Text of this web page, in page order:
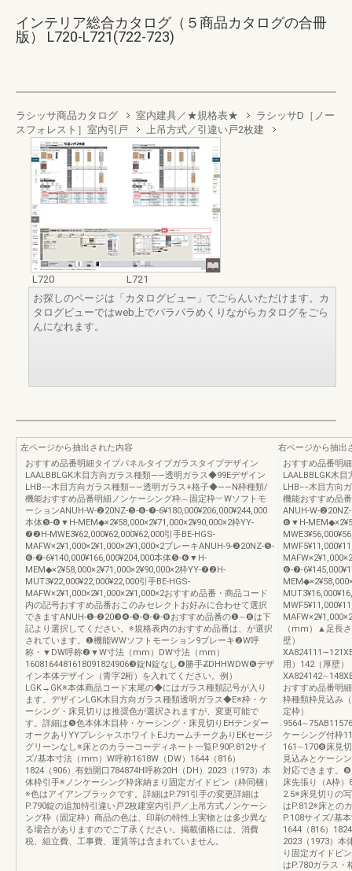
インテリア総合カタログ（５商品カタログの合冊
版） L720-L721(722-723)
ラシッサ商品カタログ 室内建具／★規格表★
ラシッサD［ノー
スフォレスト］室内引戸
上吊方式／引違い戸2枚建
L720
L721
お探しのページは「カタログビュー」でごらんいただけます。カ
タログビューではweb上でパラパラめくりながらカタログをごら
んになれます。
左ページから抽出された内容
おすすめ品番明細タイプパネルタイプガラスタイプデザイン
LAALBBLGK木目方向ガラス種類――透明ガラス◆99Eデザイン
LHB−−木目方向ガラス種類――透明ガラス+格子◆――N枠種類/
機能おすすめ品番明細ノンケーシング枠︵固定枠︶Wソフトモ
ーションANUH-W-❷20NZ-❺-❻-❼-6¥180,000¥206,000¥244,000
本体❺-❻▼H-MEM◆×2¥58,000×2¥71,000×2¥90,000×2枠YY-
❼❷H-MWE3¥62,000¥62,000¥62,000引手BE-HGS-
MAFW×2¥1,000×2¥1,000×2¥1,000×2ブレーキANUH-9-❷20NZ-❺-
❻-❼-6¥140,000¥166,000¥204,000本体❺-❻▼H-
MEM◆×2¥58,000×2¥71,000×2¥90,000×2枠YY-❼❷H-
MUT3¥22,000¥22,000¥22,000引手BE-HGS-
MAFW×2¥1,000×2¥1,000×2¥1,000×2おすすめ品番・商品コード
内の記号おすすめ品番おこのみセレクトお好みに合わせて選択
できますANUH-❶-❷20❸❹-❺-❻-❼-❽おすすめ品番の❶∼❽は下
記より選択してください。※規格表内のおすすめ品番は、が選択
されています。❶機能WWソフトモーション9ブレーキ❷W呼
称・▼DW呼称❷▼W寸法（mm）DW寸法（mm）
1608164481618091824906❸錠N錠なし❹勝手Z̶DHHWDW❻デザ
イン本体デザイン（青字2桁）を入れてください。例）
LGK→GK※本体商品コード末尾の◆にはガラス種類記号が入り
ます。デザインLGK木目方向ガラス種類透明ガラス◆E※枠・ケ
ーシング・床見切りは推奨色が選択されますが、変更可能で
す。詳細は❺色本体木目枠・ケーシング・床見切りEHテンダー
オークありYYプレシャスホワイトEJカームチークありEKセージ
グリーンなし※床とのカラーコーディネート一覧P.90P.812サイ
ズ/基本寸法（mm）W呼称1618W（DW）1644（816）
1824（906）有効開口784874H呼称20H（DH）2023（1973）本
体枠引手※ノンケーシング枠床納まり固定ガイドピン（枠同梱）
※色はアイアンブラックです。詳細はP.791引手の変更詳細は
P.790錠の追加特引違い戸2枚建室内引戸／上吊方式ノンケーシ
ング枠（固定枠）商品の色は、印刷の特性上実物とは多少異な
る場合がありますのでご了承ください。掲載価格には、消費
税、組立費、工事費、運賃等は含まれていません。
右ページから抽出
おすすめ品番明
LAALBBLGK木
LHB−−木目方向
機能おすすめ品
ANUH-W-
❻▼H-
❻-❼-
（mm）▲足長
壁）
用）142（厚壁）
おすすめ品番明
枠種類枠見込み
定枠）
ケーシング付枠
161∼170❽床見切
見込みとケーシ
対応できます。❽
床先張り（A枠
2.5※床見切りの
はP.812※床との
P.108サイズ/基
1644（816）
2023（1973）本
り固定ガイドピ
はP.780ガラス・